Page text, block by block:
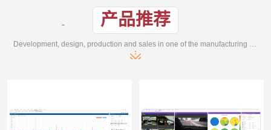
产品推荐
Development, design, production and sales in one of the manufacturing enterprises